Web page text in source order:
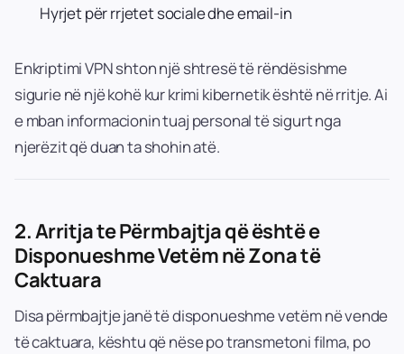
Hyrjet për rrjetet sociale dhe email-in
Enkriptimi VPN shton një shtresë të rëndësishme
sigurie në një kohë kur krimi kibernetik është në rritje. Ai
e mban informacionin tuaj personal të sigurt nga
njerëzit që duan ta shohin atë.
2.Arritja te Përmbajtja që është e
Disponueshme Vetëm në Zona të
Caktuara
Disa përmbajtje janë të disponueshme vetëm në vende
të caktuara, kështu që nëse po transmetoni filma, po